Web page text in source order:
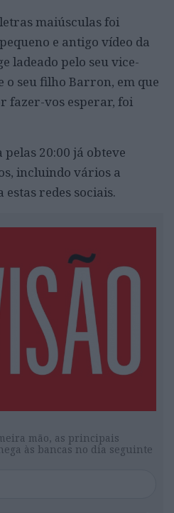
maiúsculas foi
e antigo vídeo da
ladeado pelo seu vice-
o seu filho Barron, em que
fazer-vos esperar, foi
20:00 já obteve
incluindo vários a
redes sociais.
mão, as principais
às bancas no dia seguinte